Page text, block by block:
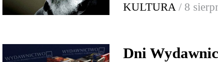
KULTURA / 8
Dni